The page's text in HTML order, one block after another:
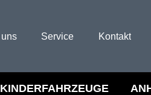
Service Kontakt
KINDERFAHRZEUGE